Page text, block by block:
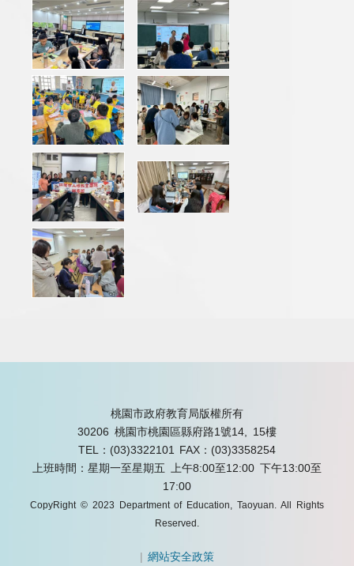
桃園市政府教育局版權所有
30206 桃園市桃園區縣府路1號14, 15樓
TEL：(03)3322101
FAX：(03)3358254
上班時間：星期一至星期五 上午8:00至12:00 下午13:00至
17:00
CopyRight © 2023 Department of Education, Taoyuan. All Rights
Reserved.
|網站安全政策